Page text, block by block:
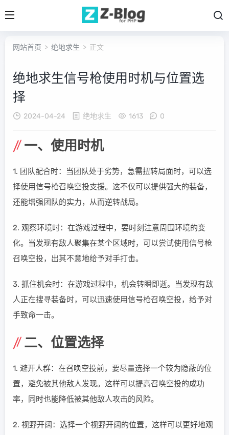
网站首页 > 绝地求生 > 正文
绝地求生信号枪使用时机与位置选
择
2024-04-24 绝地求生 1613 0
一、使用时机
1. 团队配合时：当团队处于劣势，急需扭转局面时，可以选
择使用信号枪召唤空投支援。这不仅可以提供强大的装备，
还能增强团队的实力，从而逆转战局。
2. 观察环境时：在游戏过程中，要时刻注意周围环境的变
化。当发现有敌人聚集在某个区域时，可以尝试使用信号枪
召唤空投，出其不意地给予对手打击。
3. 抓住机会时：在游戏过程中，机会转瞬即逝。当发现有敌
人正在搜寻装备时，可以迅速使用信号枪召唤空投，给予对
手致命一击。
二、位置选择
1. 避开人群：在召唤空投前，要尽量选择一个较为隐蔽的位
置，避免被其他敌人发现。这样可以提高召唤空投的成功
率，同时也能降低被其他敌人攻击的风险。
2. 视野开阔：选择一个视野开阔的位置，这样可以更好地观